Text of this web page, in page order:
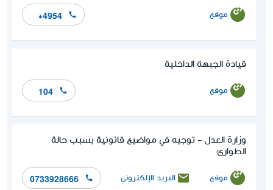
موقع *4954
قيادة الجبهة الداخلية
موقع 104
وزارة العدل - توجيه في مواضيع قانونية بسبب حالة
الطوارئ
موقع البريد الإلكتروني 0733928666